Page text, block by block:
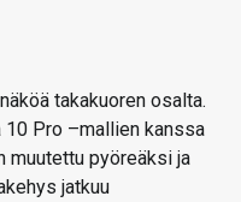
takakuoren osalta.
10 Pro –mallien kanssa
muutettu pyöreäksi ja
jatkuu